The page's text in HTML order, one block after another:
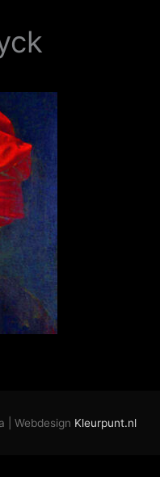
| Webdesign Kleurpunt.nl